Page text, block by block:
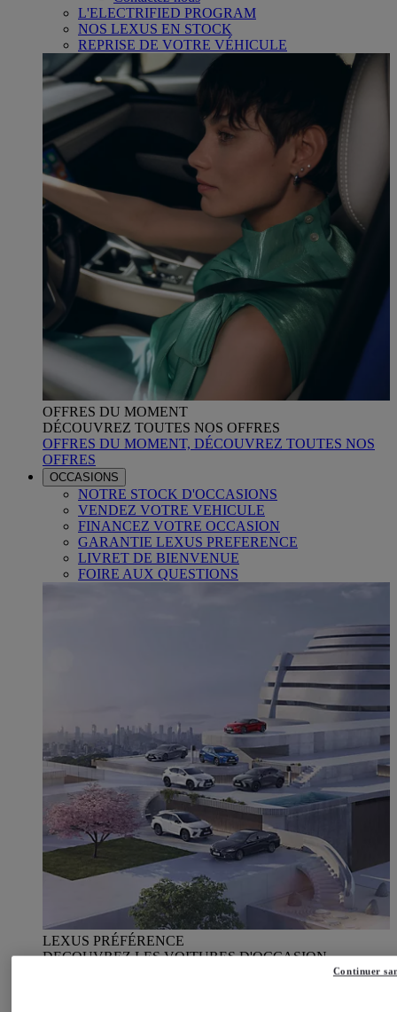
L'ELECTRIFIED PROGRAM
NOS LEXUS EN STOCK
REPRISE DE VOTRE VÉHICULE
OFFRES DU MOMENT
DÉCOUVREZ TOUTES NOS OFFRES
OFFRES DU MOMENT, DÉCOUVREZ TOUTES NOS
OFFRES
OCCASIONS
NOTRE STOCK D'OCCASIONS
VENDEZ VOTRE VEHICULE
FINANCEZ VOTRE OCCASION
GARANTIE LEXUS PREFERENCE
LIVRET DE BIENVENUE
FOIRE AUX QUESTIONS
LEXUS PRÉFÉRENCE
DECOUVREZ LES VOITURES D'OCCASION
Continuer